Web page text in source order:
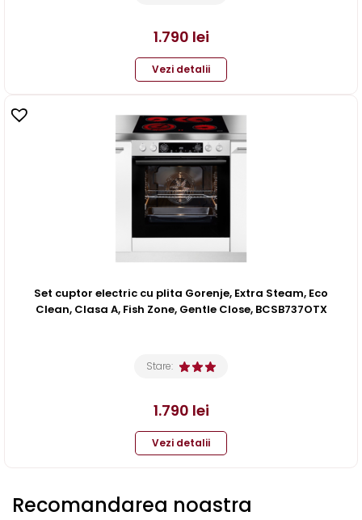
1.790 lei
Vezi detalii
Set cuptor electric cu plita Gorenje, Extra Steam, Eco
Clean, Clasa A, Fish Zone, Gentle Close, BCSB737OTX
Stare:
1.790 lei
Vezi detalii
Recomandarea noastra